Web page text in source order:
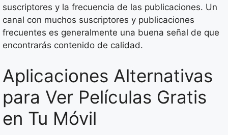
suscriptores y la frecuencia de las publicaciones. Un
canal con muchos suscriptores y publicaciones
frecuentes es generalmente una buena señal de que
encontrarás contenido de calidad.
Aplicaciones Alternativas
para Ver Películas Gratis
en Tu Móvil